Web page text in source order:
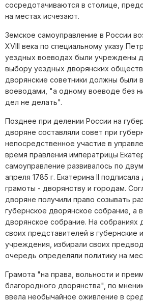
сосредотачиваются в столице,
на местах исчезают.
Земское самоуправление в России
XVIII века по специальному указу
уездных воеводах были учреждены
выбору уездных дворянских
дворянские советники должны были
воеводами, "а одному воеводе без
дел не делать".
Позднее при делении России на
дворяне составляли совет при
непосредственное участие в
время правления императрицы
самоуправление развивалось по
апреля 1785 г. Екатерина II
грамоты - дворянству и городам.
дворяне получили право созывать
губернское дворянское собрание, а
дворянское собрание. На собраниях
своих представителей в губернские
учреждения, избирали своих
очередь определяли политику на
Грамота "на права, вольности и
благородного дворянства", по
ввела необычайное оживление в